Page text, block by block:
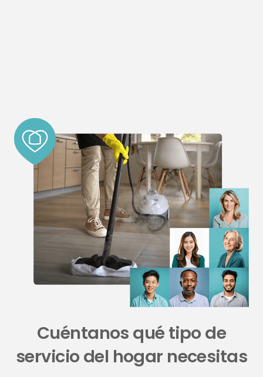
Cuéntanos qué tipo de
servicio del hogar necesitas